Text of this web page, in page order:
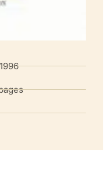
Jacob (189), Reverdy
à l’œuvre: Tardieu (210),
(221).
243